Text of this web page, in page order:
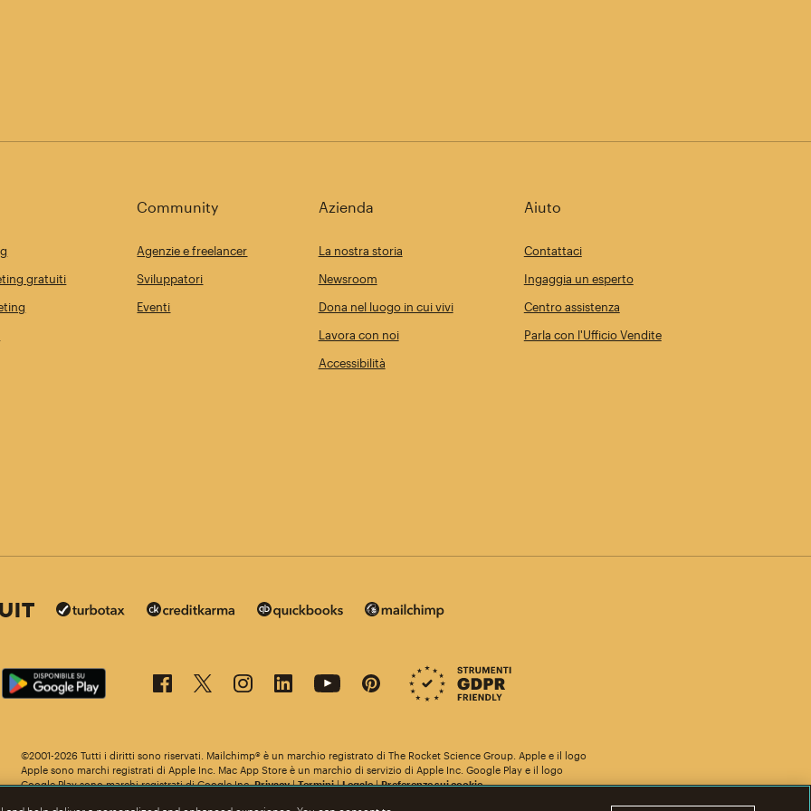
gratuiti
Community
Agenzie e freelancer
Sviluppatori
Eventi
Azienda
La nostra storia
Newsroom
Dona nel luogo in cui vivi
Lavora con noi
Accessibilità
Aiuto
Contattaci
Ingaggia un esperto
Centro assistenza
Parla con l'Ufficio Vendite
in altre lingue.
©2001-2026 Tutti i diritti sono riservati. Mailchimp® è un marchio registrato di The Rocket Science Group. Apple e il logo
Apple sono marchi registrati di Apple Inc. Mac App Store è un marchio di servizio di Apple Inc. Google Play e il logo
Google Play sono marchi registrati di Google Inc.Privacy|Termini|Legale|Preferenze sui cookie